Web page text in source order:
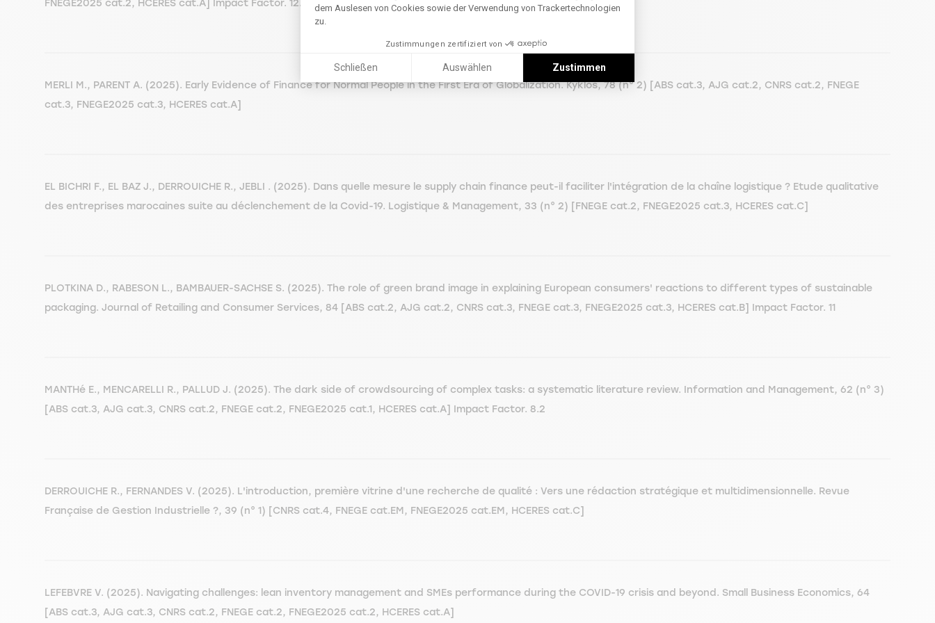
dem Auslesen von Cookies sowie der Verwendung von Trackertechnologien
zu.
Zustimmungen zertifiziert von
Schließen Auswählen Zustimmen
FNEGE2025 cat.2, HCERES cat.A] Impact Factor. 12.29
MERLI M., PARENT A. (2025). Early Evidence of Finance for Normal People in the First Era of Globalization. Kyklos, 78 (n° 2) [ABS cat.3, AJG cat.2, CNRS cat.2, FNEGE
cat.3, FNEGE2025 cat.3, HCERES cat.A]
EL BICHRI F., EL BAZ J., DERROUICHE R., JEBLI . (2025). Dans quelle mesure le supply chain finance peut-il faciliter l'intégration de la chaîne logistique ? Etude qualitative
des entreprises marocaines suite au déclenchement de la Covid-19. Logistique & Management, 33 (n° 2) [FNEGE cat.2, FNEGE2025 cat.3, HCERES cat.C]
PLOTKINA D., RABESON L., BAMBAUER-SACHSE S. (2025). The role of green brand image in explaining European consumers' reactions to different types of sustainable
packaging. Journal of Retailing and Consumer Services, 84 [ABS cat.2, AJG cat.2, CNRS cat.3, FNEGE cat.3, FNEGE2025 cat.3, HCERES cat.B] Impact Factor. 11
MANTHé E., MENCARELLI R., PALLUD J. (2025). The dark side of crowdsourcing of complex tasks: a systematic literature review. Information and Management, 62 (n° 3)
[ABS cat.3, AJG cat.3, CNRS cat.2, FNEGE cat.2, FNEGE2025 cat.1, HCERES cat.A] Impact Factor. 8.2
DERROUICHE R., FERNANDES V. (2025). L'introduction, première vitrine d'une recherche de qualité : Vers une rédaction stratégique et multidimensionnelle. Revue
Française de Gestion Industrielle ?, 39 (n° 1) [CNRS cat.4, FNEGE cat.EM, FNEGE2025 cat.EM, HCERES cat.C]
LEFEBVRE V. (2025). Navigating challenges: lean inventory management and SMEs performance during the COVID-19 crisis and beyond. Small Business Economics, 64
[ABS cat.3, AJG cat.3, CNRS cat.2, FNEGE cat.2, FNEGE2025 cat.2, HCERES cat.A]